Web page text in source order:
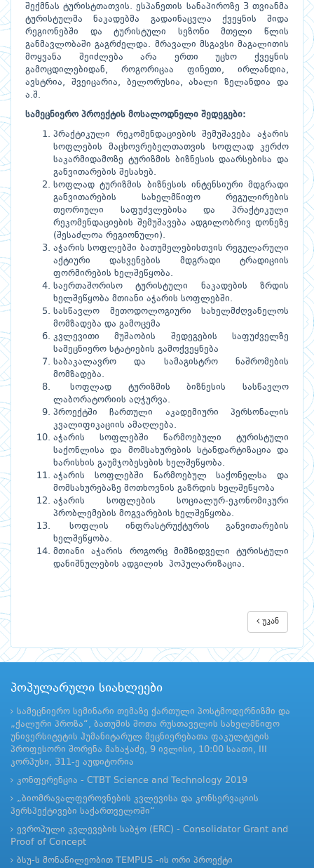
შექმნას ტურისტთათვის. ესპანეთის სანაპიროზე 3 თვიანმა
ტურისტულმა ნაკადებმა გადაინაცვლა ქვეყნის შიდა
რეგიონებში და ტურისტული სეზონი მთელი წლის
განმავლობაში გაგრძელდა. მრავალი მსგავსი მაგალითის
მოყვანა შეიძლება არა ერთი უცხო ქვეყნის
გამოცდილებიდან, როგორიცაა ფინეთი, ირლანდია,
ავსტრია, შვეიცარია, ბელორუსია, ახალი ზელანდია და
ა.შ.
სამეცნიერო პროექტის მოსალოდნელი შედეგები:
პრაქტიკული რეკომენდაციების შემუშავება აჭარის
სოფლების მაცხოვრებელთათვის სოფლად კერძო
საკარმიდამოზე ტურიზმის ბიზნესის დაარსებისა და
განვითარების შესახებ.
სოფლად ტურიზმის ბიზნესის ინტენსიური მდგრადი
განვითარების სახელმწიფო რეგულირების
თეორიული საფუძვლებისა და პრაქტიკული
რეკომენდაციების შემუშავება ადგილობრივ დონეზე
(შესაძლოა რეგიონული).
აჭარის სოფლებში ბათუმელებისთვის რეგულარული
აქტიური დასვენების მდგრადი ტრადიციის
ფორმირების ხელშეწყობა.
საერთაშორისო ტურისტული ნაკადების ზრდის
ხელშეწყობა მთიანი აჭარის სოფლებში.
სასწავლო მეთოდოლოგიური სახელმძღვანელოს
მომზადება და გამოცემა
კვლევითი მუშაობის შედეგების საფუძველზე
სამეცნიერო სტატიების გამოქვეყნება
საბაკალავრო და სამაგისტრო ნაშრომების
მომზადება.
სოფლად ტურიზმის ბიზნესის სასწავლო
ლაბორატორიის აღჭურვა.
პროექტში ჩართული აკადემიური პერსონალის
კვალიფიკაციის ამაღლება.
აჭარის სოფლებში წარმოებული ტურისტული
საქონლისა და მომსახურების სტანდარტიზაცია და
ხარისხის გაუმჯობესების ხელშეწყობა.
აჭარის სოფლებში წარმოებულ საქონელსა და
მომსახურებაზე მოთხოვნის გაზრდის ხელშეწყობა
აჭარის სოფლების სოციალურ-ეკონომიკური
პრობლემების მოგვარების ხელშეწყობა.
სოფლის ინფრასტრუქტურის განვითარების
ხელშეწყობა.
მთიანი აჭარის როგორც მიმზიდველი ტურისტული
დანიშნულების ადგილის პოპულარიზაცია.
უკან
პოპულარული სიახლეები
სამეცნიერო სემინარი თემაზე ქართული პოსტმოდერნიზმი და
„ქალური პროზა“, ბათუმის შოთა რუსთაველის სახელმწიფო
უნივერსიტეტის ჰუმანიტარულ მეცნიერებათა ფაკულტეტის
პროფესორი შორენა მახაჭაძე, 9 ივლისი, 10:00 საათი, III
კორპუსი, 311-ე აუდიტორია
კონფერენცია - CTBT Science and Technology 2019
„ბიომრავალფეროვნების კვლევისა და კონსერვაციის
პერსპექტივები საქართველოში“
ევროპული კვლევების საბჭო (ERC) - Consolidator Grant and
Proof of Concept
ბსუ-ს მონაწილეობით TEMPUS -ის ორი პროექტი